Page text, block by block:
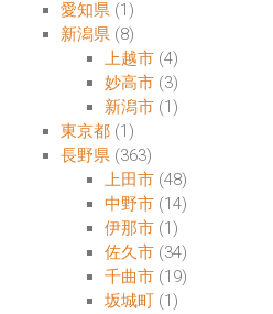
愛知県 (1)
新潟県 (8)
上越市 (4)
妙高市 (3)
新潟市 (1)
東京都 (1)
長野県 (363)
上田市 (48)
中野市 (14)
伊那市 (1)
佐久市 (34)
千曲市 (19)
坂城町 (1)